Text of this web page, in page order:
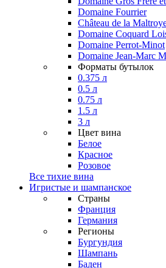
Domaine Fourrier
Château de la
Domaine Coquard
Domaine Perrot-Minot
Domaine Jean-Marc
Форматы бутылок
0.375 л
0.5 л
0.75 л
1.5 л
3 л
Цвет вина
Белое
Красное
Розовое
Все тихие вина
Игристые и шампанское
Страны
Франция
Германия
Регионы
Бургундия
Шампань
Баден